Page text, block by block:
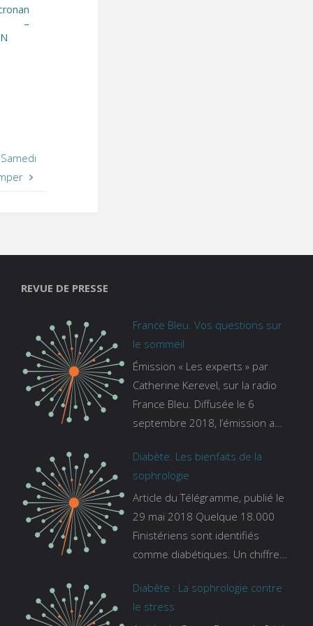
–
REVUE DE PRESSE
France Bleu. Vos questions sur
le sommeil
Émission « Les experts » par
Catherine Kerevel, sur la radio
France Bleu. Diffusée le 6
septembre 2018, l’émission a
le site de france bleu :
https://www.francebleu.fr/emissi
ons/les-experts/breizh-izel/vos-
questions-sur-le-sommeil
Diabète. Les bienfaits de la
sophrologie
Article du Télégramme, publié le
29 mai 2018 Quelque 18.000
Finistériens sont identifiés
comme diabétiques. Un chiffre
tous ceux qui s’ignorent. « C’est
une pathologie qui continue à
Diabète : La sophrologie contre
le stress